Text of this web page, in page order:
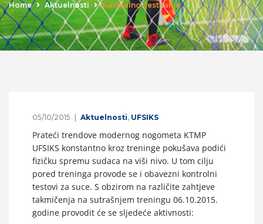
Home Aktuelnosti Kontrolno Testiranje
05/10/2015 Aktuelnosti, UFSIKS
Prateći trendove modernog nogometa KTMP
UFSIKS konstantno kroz treninge pokušava podići
fizičku spremu sudaca na viši nivo. U tom cilju
pored treninga provode se i obavezni kontrolni
testovi za suce. S obzirom na različite zahtjeve
takmičenja na sutrašnjem treningu 06.10.2015.
godine provodit će se sljedeće aktivnosti: